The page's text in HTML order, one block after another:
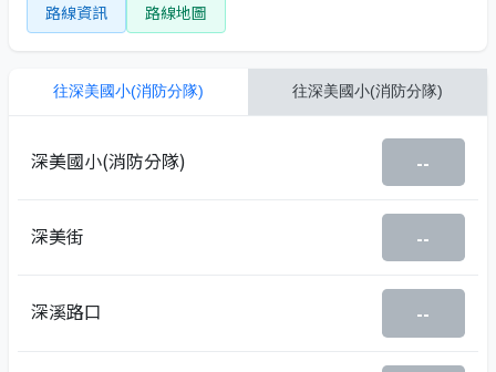
路線資訊 路線地圖
往深美國小(消防分隊) 往深美國小(消防分隊)
深美國小(消防分隊) --
深美街 --
深溪路口 --